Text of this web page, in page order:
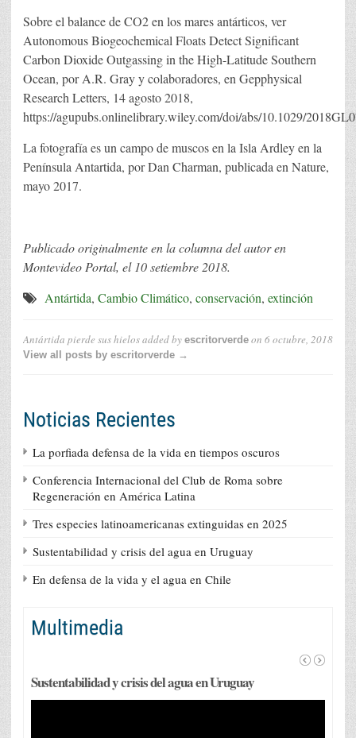
Sobre el balance de CO2 en los mares antárticos, ver
Autonomous Biogeochemical Floats Detect Significant
Carbon Dioxide Outgassing in the High-Latitude Southern
Ocean, por A.R. Gray y colaboradores, en Gepphysical
Research Letters, 14 agosto 2018,
https://agupubs.onlinelibrary.wiley.com/doi/abs/10.1029/
La fotografía es un campo de muscos en la Isla Ardley en la
Península Antartida, por Dan Charman, publicada en Nature,
mayo 2017.
Publicado originalmente en la columna del autor en
Montevideo Portal, el 10 setiembre 2018.
Antártida, Cambio Climático, conservación, extinción
Antártida pierde sus hielosadded by escritorverde on 6 octubre, 2018
View all posts by escritorverde →
Noticias Recientes
La porfiada defensa de la vida en tiempos oscuros
Conferencia Internacional del Club de Roma sobre
Regeneración en América Latina
Tres especies latinoamericanas extinguidas en 2025
Sustentabilidad y crisis del agua en Uruguay
En defensa de la vida y el agua en Chile
Multimedia
Sustentabilidad y crisis del agua en Uruguay